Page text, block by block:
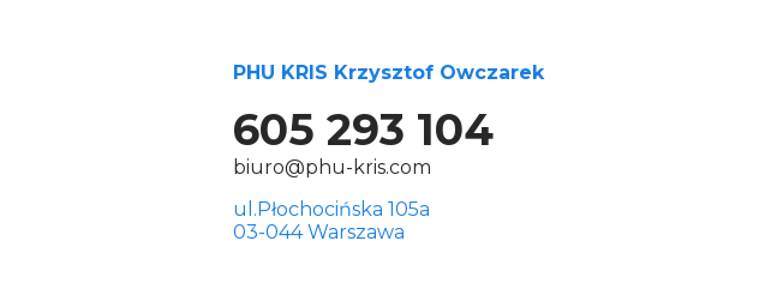
PHU KRIS Krzysztof Owczarek
605 293 104
biuro@phu-kris.com
ul.Płochocińska 105a
03-044 Warszawa